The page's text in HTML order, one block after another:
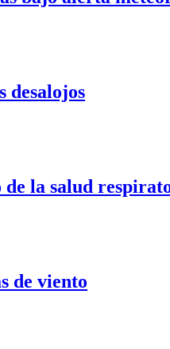
desalojos
la salud
de viento